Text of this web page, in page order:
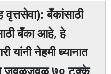
वृत्तसेवा): बँकांसाठी
बँका आहे, हे
यांनी नेहमी ध्यानात
जवळजवळ ७० टक्के